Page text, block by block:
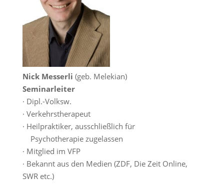
Nick Messerli (geb. Melekian)
Seminarleiter
· Dipl.-Volksw.
· Verkehrstherapeut
· Heilpraktiker, ausschließlich für
Psychotherapie zugelassen
· Mitglied im VFP
· Bekannt aus den Medien (ZDF, Die Zeit Online,
SWR etc.)